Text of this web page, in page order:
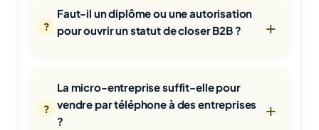
Faut-il un diplôme ou une autorisation
pour ouvrir un statut de closer B2B ?
La micro-entreprise suffit-elle pour
vendre par téléphone à des entreprises
?